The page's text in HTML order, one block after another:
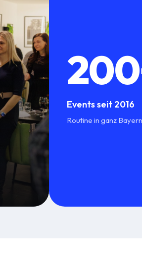
Events seit 2016
Routine in ganz